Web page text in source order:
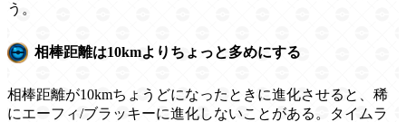
う。
相棒距離は10kmよりちょっと多めにする
相棒距離が10kmちょうどになったときに進化させると、稀
にエーフィ/ブラッキーに進化しないことがある。タイムラ